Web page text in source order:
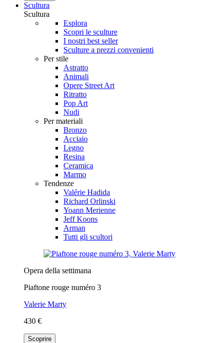
Scultura
Scultura
Esplora
Scopri le sculture
I nostri best seller
Sculture a prezzi convenienti
Per stile
Astratto
Animali
Opere Street Art
Ritratto
Pop Art
Nudi
Per materiali
Bronzo
Acciaio
Legno
Resina
Ceramica
Marmo
Tendenze
Valérie Hadida
Richard Orlinski
Yoann Merienne
Jeff Koons
Arman
Tutti gli scultori
Opera della settimana
Piaftone rouge numéro 3
Valerie Marty
430 €
Scoprire